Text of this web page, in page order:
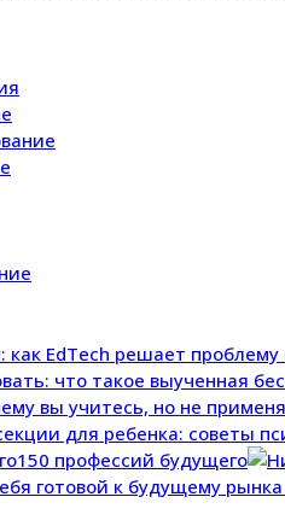
150 профессий будущего
готовой к будущему